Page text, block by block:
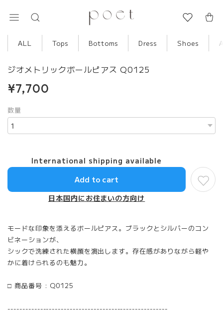
ALL Tops Bottoms Dress Shoes
ジオメトリックボールピアス Q0125
¥7,700
数量
International shipping available
Add to cart
日本国内にお住まいの方向け
モードな印象を添えるボールピアス。ブラックとシルバーのコン
ビネーションが、
シックで洗練された横顔を演出します。存在感がありながら軽や
かに着けられるのも魅力。
□ 商品番号 : Q0125
------------------------------------------------------